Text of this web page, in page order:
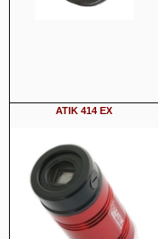
ATIK 414 EX